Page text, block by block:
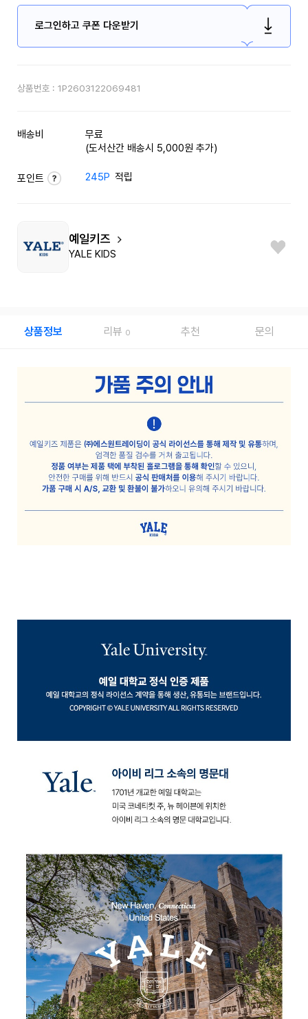
로그인하고 쿠폰 다운받기
상품번호 : 1P2603122069481
배송비
무료
(도서산간 배송시 5,000원 추가)
포인트 245P 적립
예일키즈
YALE KIDS
상품정보 리뷰 0 추천 문의